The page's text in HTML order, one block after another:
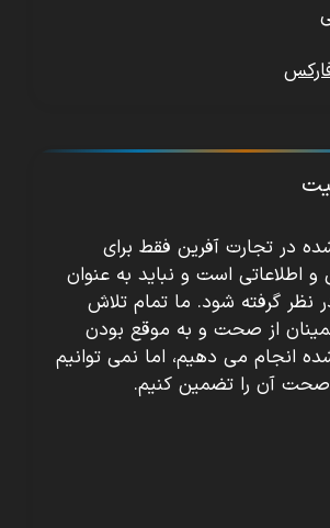
شده در تجارت آفرین فقط برای
اطلاعاتی است و نباید به عنوان
نظر گرفته شود. ما تمام تلاش
از صحت و به موقع بودن
شده انجام می دهیم، اما نمی توانیم
صحت آن را تضمین کنیم.